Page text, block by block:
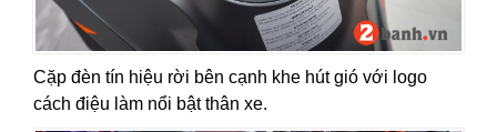
Cặp đèn tín hiệu rời bên cạnh khe hút gió với logo
cách điệu làm nổi bật thân xe.